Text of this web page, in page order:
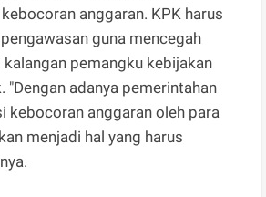
anggaran. KPK harus
guna mencegah
pemangku kebijakan
"Dengan adanya pemerintahan
kebocoran anggaran oleh para
menjadi hal yang harus